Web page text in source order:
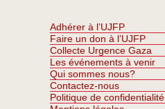
Adhérer à l’UJFP
Faire un don à l’UJFP
Collecte Urgence Gaza
Les événements à venir
Qui sommes nous?
Contactez-nous
Politique de confidentialité